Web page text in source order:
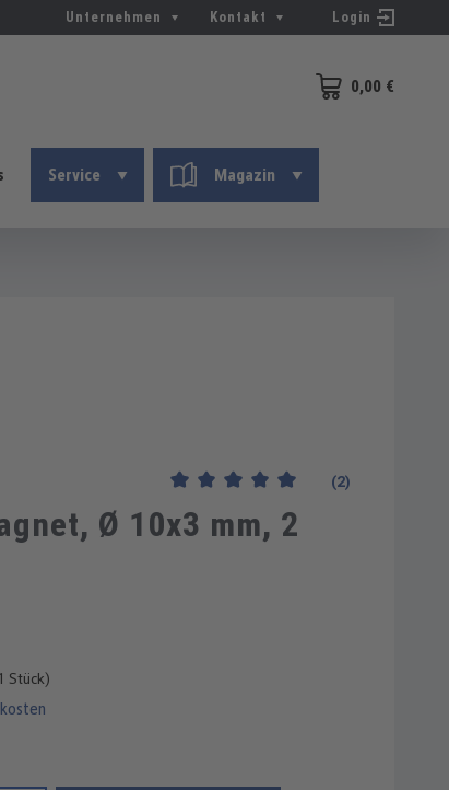
Unternehmen Kontakt Login
0,00 €
Warenkorb
Service Magazin
(2)
Ø 10x3 mm, 2
Stück)